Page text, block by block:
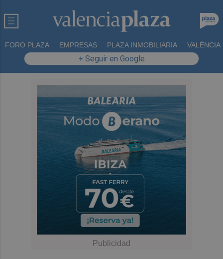
FORO PLAZA EMPRESAS PLAZA INMOBILIARIA VALÈNCIA
+ Seguir en Google